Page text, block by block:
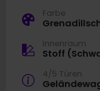
Farbe
Innenraum
Stoff
4/5 Türen